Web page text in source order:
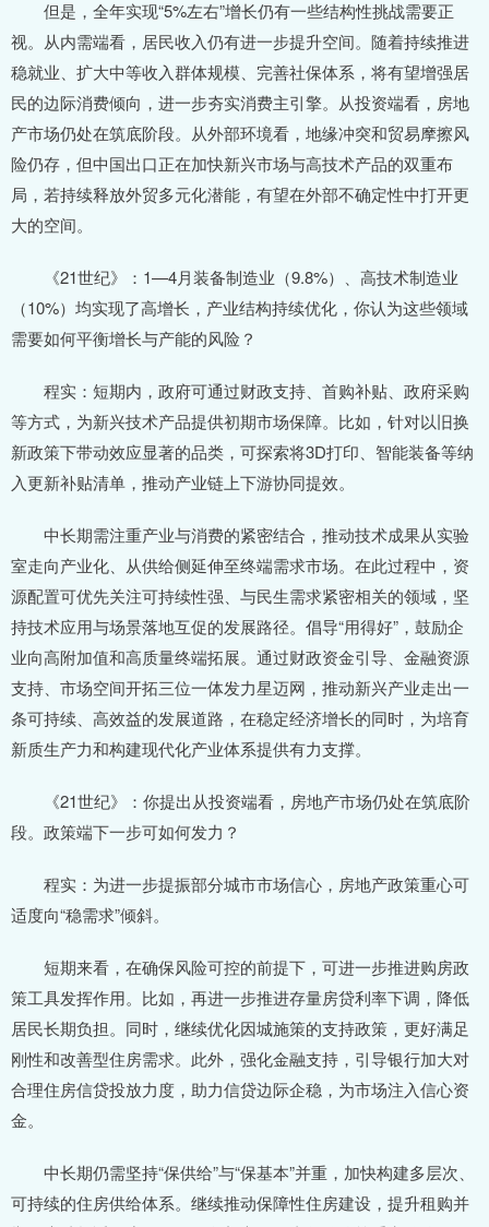
但是，全年实现“5%左右”增长仍有一些结构性挑战需要正
视。从内需端看，居民收入仍有进一步提升空间。随着持续推进
稳就业、扩大中等收入群体规模、完善社保体系，将有望增强居
民的边际消费倾向，进一步夯实消费主引擎。从投资端看，房地
产市场仍处在筑底阶段。从外部环境看，地缘冲突和贸易摩擦风
险仍存，但中国出口正在加快新兴市场与高技术产品的双重布
局，若持续释放外贸多元化潜能，有望在外部不确定性中打开更
大的空间。
《21世纪》：1—4月装备制造业（9.8%）、高技术制造业
（10%）均实现了高增长，产业结构持续优化，你认为这些领域
需要如何平衡增长与产能的风险？
程实：短期内，政府可通过财政支持、首购补贴、政府采购
等方式，为新兴技术产品提供初期市场保障。比如，针对以旧换
新政策下带动效应显著的品类，可探索将3D打印、智能装备等纳
入更新补贴清单，推动产业链上下游协同提效。
中长期需注重产业与消费的紧密结合，推动技术成果从实验
室走向产业化、从供给侧延伸至终端需求市场。在此过程中，资
源配置可优先关注可持续性强、与民生需求紧密相关的领域，坚
持技术应用与场景落地互促的发展路径。倡导“用得好”，鼓励企
业向高附加值和高质量终端拓展。通过财政资金引导、金融资源
支持、市场空间开拓三位一体发力星迈网，推动新兴产业走出一
条可持续、高效益的发展道路，在稳定经济增长的同时，为培育
新质生产力和构建现代化产业体系提供有力支撑。
《21世纪》：你提出从投资端看，房地产市场仍处在筑底阶
段。政策端下一步可如何发力？
程实：为进一步提振部分城市市场信心，房地产政策重心可
适度向“稳需求”倾斜。
短期来看，在确保风险可控的前提下，可进一步推进购房政
策工具发挥作用。比如，再进一步推进存量房贷利率下调，降低
居民长期负担。同时，继续优化因城施策的支持政策，更好满足
刚性和改善型住房需求。此外，强化金融支持，引导银行加大对
合理住房信贷投放力度，助力信贷边际企稳，为市场注入信心资
金。
中长期仍需坚持“保供给”与“保基本”并重，加快构建多层次、
可持续的住房供给体系。继续推动保障性住房建设，提升租购并